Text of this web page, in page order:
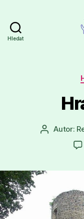
Hledat
Autor
příspěvku
Autor: